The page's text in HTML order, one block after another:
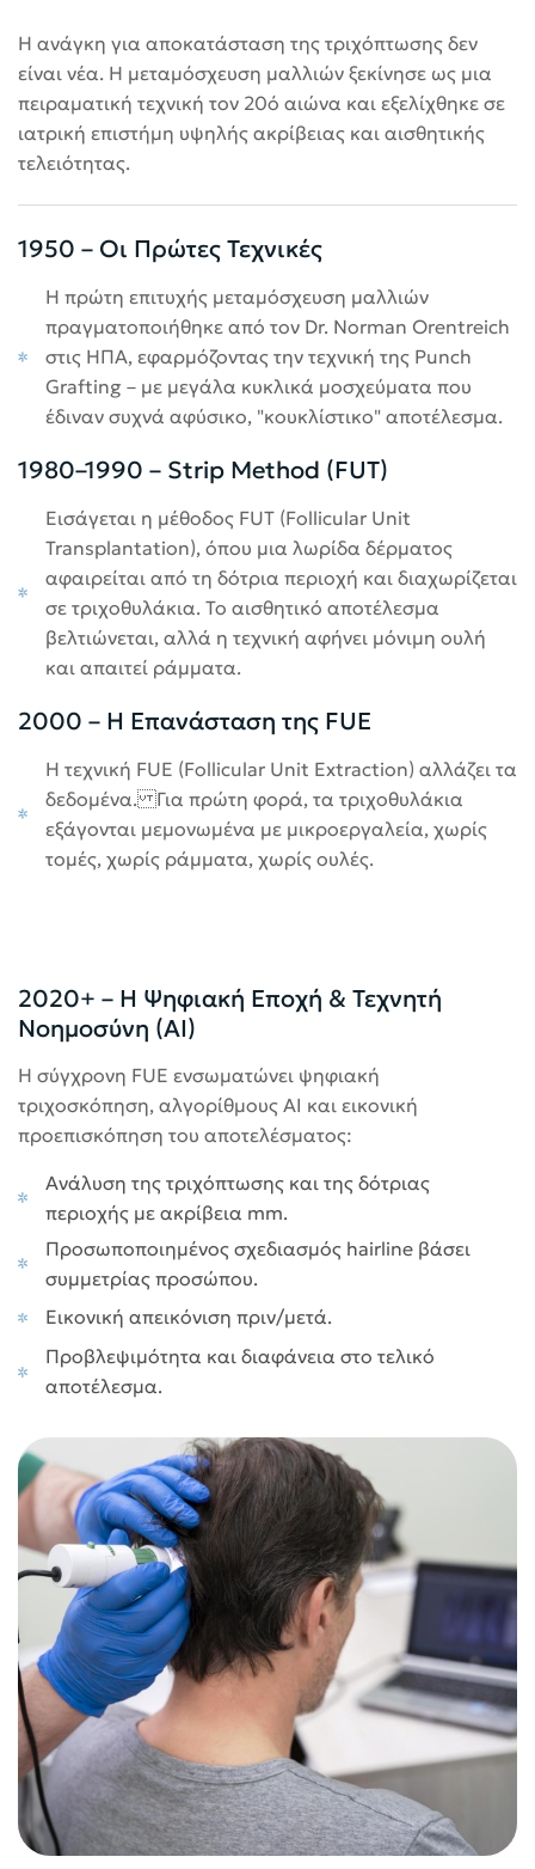
Η ανάγκη για αποκατάσταση της τριχόπτωσης δεν
είναι νέα. Η μεταμόσχευση μαλλιών ξεκίνησε ως μια
πειραματική τεχνική τον 20ό αιώνα και εξελίχθηκε σε
ιατρική επιστήμη υψηλής ακρίβειας και αισθητικής
τελειότητας.
1950 – Οι Πρώτες Τεχνικές
Η πρώτη επιτυχής μεταμόσχευση μαλλιών
πραγματοποιήθηκε από τον Dr. Norman Orentreich
στις ΗΠΑ, εφαρμόζοντας την τεχνική της Punch
Grafting – με μεγάλα κυκλικά μοσχεύματα που
έδιναν συχνά αφύσικο, "κουκλίστικο" αποτέλεσμα.
1980–1990 – Strip Method (FUT)
Εισάγεται η μέθοδος FUT (Follicular Unit
Transplantation), όπου μια λωρίδα δέρματος
αφαιρείται από τη δότρια περιοχή και διαχωρίζεται
σε τριχοθυλάκια. Το αισθητικό αποτέλεσμα
βελτιώνεται, αλλά η τεχνική αφήνει μόνιμη ουλή
και απαιτεί ράμματα.
2000 – Η Επανάσταση της FUE
Η τεχνική FUE (Follicular Unit Extraction) αλλάζει τα
δεδομένα. Για πρώτη φορά, τα τριχοθυλάκια
εξάγονται μεμονωμένα με μικροεργαλεία, χωρίς
τομές, χωρίς ράμματα, χωρίς ουλές.
2020+ – Η Ψηφιακή Εποχή & Τεχνητή
Νοημοσύνη (AI)
Η σύγχρονη FUE ενσωματώνει ψηφιακή
τριχοσκόπηση, αλγορίθμους AI και εικονική
προεπισκόπηση του αποτελέσματος:
Ανάλυση της τριχόπτωσης και της δότριας
περιοχής με ακρίβεια mm.
Προσωποποιημένος σχεδιασμός hairline βάσει
συμμετρίας προσώπου.
Εικονική απεικόνιση πριν/μετά.
Προβλεψιμότητα και διαφάνεια στο τελικό
αποτέλεσμα.